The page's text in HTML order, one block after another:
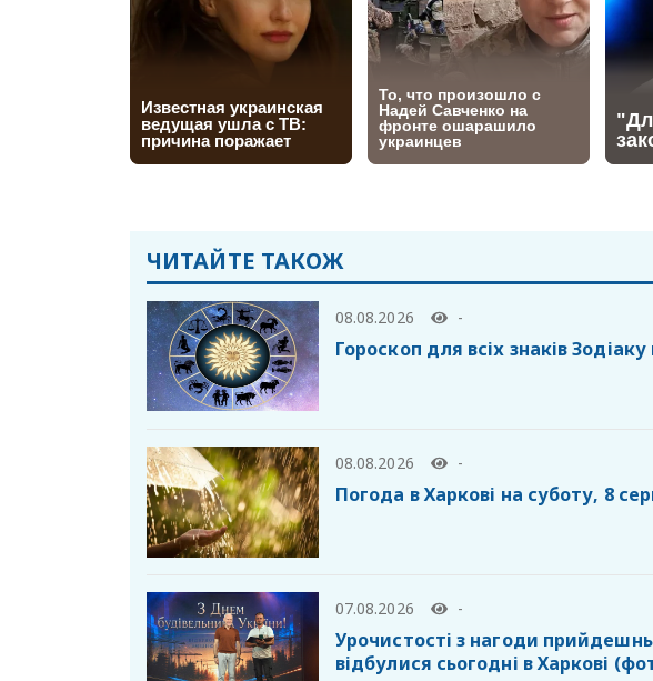
ЧИТАЙТЕ ТАКОЖ
08.08.2026 -
Гороскоп для всіх знаків
08.08.2026 -
Погода в Харкові на суботу, 8
07.08.2026 -
Урочистості з нагоди
відбулися сьогодні в Харкові